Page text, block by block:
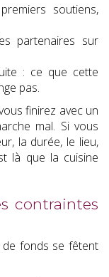
soutiens,
partenaires sur
: ce que cette
pas.
finirez avec un
mal. Si vous
la durée, le lieu,
là que la cuisine
contraintes
de fonds se fêtent